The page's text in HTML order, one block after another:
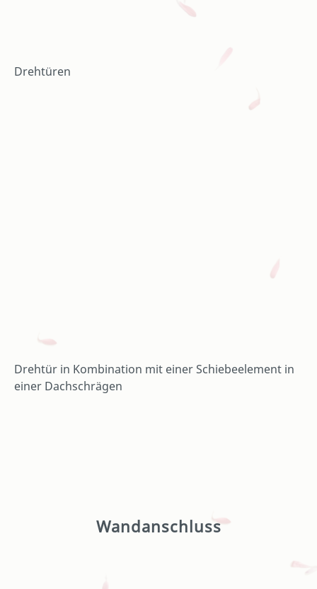
Drehtüren
Drehtür in Kombination mit einer Schiebeelement in
einer Dachschrägen
Wandanschluss